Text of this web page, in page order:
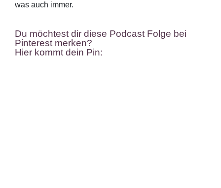
was auch immer.
Du möchtest dir diese Podcast Folge bei
Pinterest merken?
Hier kommt dein Pin: